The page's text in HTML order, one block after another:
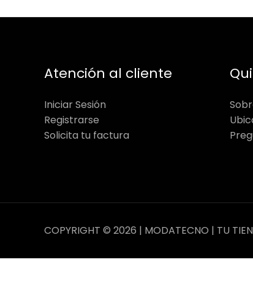
Atención al cliente
Iniciar Sesión
Registrarse
Solicita tu factura
COPYRIGHT © 2026 | MODATECNO | TU